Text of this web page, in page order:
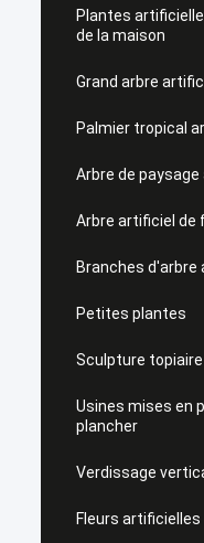
Plantes
de la maison
Grand arbre
Palmier tropical
Arbre de paysage
Arbre artificiel de
Branches d'arbre
Petites plantes
Sculpture topiaire
Usines mises en
plancher
Verdissage
Fleurs